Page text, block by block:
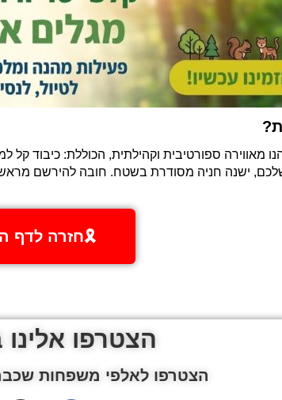
ישנה חניה מסודרת בשטח. חובה להירשם
🎗️חזרה לדף
הצטרפו
הצטרפו לאלפי משפחות